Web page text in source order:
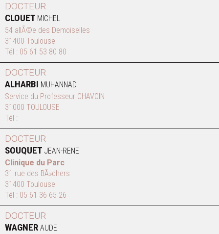
DOCTEUR
CLOUET MICHEL
54 allÃ©e des Demoiselles
31400 Toulouse
Tél : 05 61 53 80 80
DOCTEUR
ALHARBI MUHANNAD
Service du Professeur CHAVOIN
31000 TOULOUSE
Tél :
DOCTEUR
SOUQUET JEAN-RENE
Clinique du Parc
31 rue des BÃ»chers
31400 Toulouse
Tél : 05 61 36 65 26
DOCTEUR
WAGNER AUDE